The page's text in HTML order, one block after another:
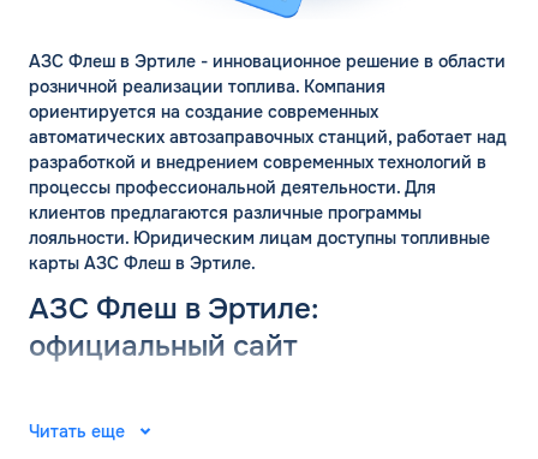
АЗС Флеш в Эртиле - инновационное решение в области
розничной реализации топлива. Компания
ориентируется на создание современных
автоматических автозаправочных станций, работает над
разработкой и внедрением современных технологий в
процессы профессиональной деятельности. Для
клиентов предлагаются различные программы
лояльности. Юридическим лицам доступны топливные
карты АЗС Флеш в Эртиле.
АЗС Флеш в Эртиле:
официальный сайт
2008 году. Специалисты разработали и внедрили
автоматические автозаправочные станции на
Читать еще
ЗАКАЗАТЬ
ОБРАТНЫЙ ЗВОНОК
Имя*
Спасибо! Ваша заявка принята.
Мы свяжемся с Вами в ближайшее
рабочее время: пн-пт с 9:00 до 18:00